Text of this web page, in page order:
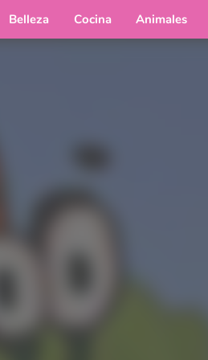
Belleza Cocina Animales